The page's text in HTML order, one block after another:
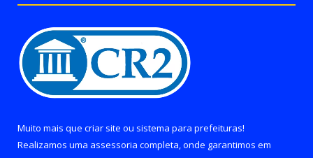
Muito mais que criar site ou sistema para prefeituras!
Realizamos uma assessoria completa, onde garantimos em